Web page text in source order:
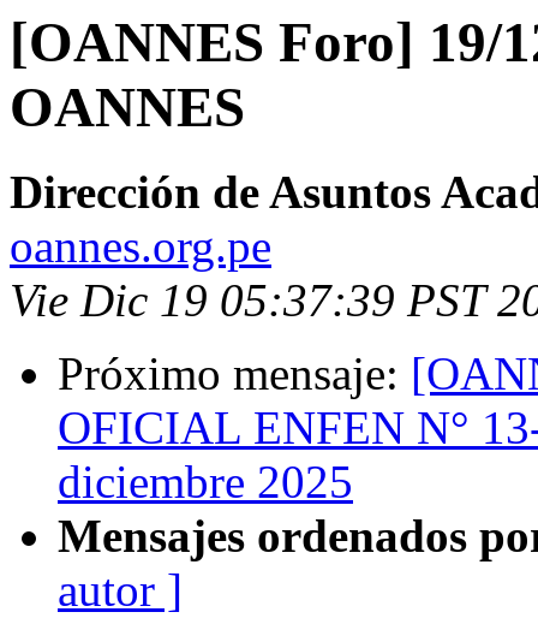
[OANNES Foro] 19/
OANNES
Dirección de Asuntos
oannes.org.pe
Vie Dic 19 05:37:39 PST
Próximo mensaje:
OFICIAL ENFEN N°
diciembre 2025
Mensajes ordenados
autor ]